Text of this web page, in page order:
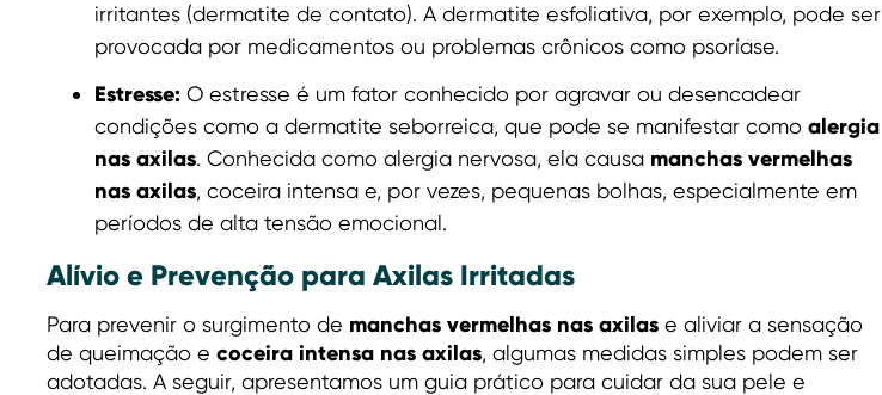
irritantes (dermatite de contato). A dermatite esfoliativa, por exemplo, pode ser
provocada por medicamentos ou problemas crônicos como psoríase.
Estresse: O estresse é um fator conhecido por agravar ou desencadear
condições como a dermatite seborreica, que pode se manifestar como alergia
nas axilas. Conhecida como alergia nervosa, ela causa manchas vermelhas
nas axilas, coceira intensa e, por vezes, pequenas bolhas, especialmente em
períodos de alta tensão emocional.
Alívio e Prevenção para Axilas Irritadas
Para prevenir o surgimento de manchas vermelhas nas axilas e aliviar a sensação
de queimação e coceira intensa nas axilas, algumas medidas simples podem ser
adotadas. A seguir, apresentamos um guia prático para cuidar da sua pele e